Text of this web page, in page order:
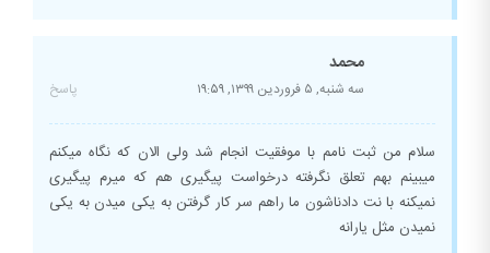
محمد
سه شنبه, ۵ فروردین ۱۳۹۹, ۱۹:۵۹ پاسخ
سلام من ثبت نامم با موفقیت انجام شد ولی الان که نگاه میکنم
میبینم بهم تعلق نگرفته درخواست پیگیری هم که میرم پیگیری
نمیکنه با نت دادناشون ما راهم سر کار گرفتن به یکی میدن به یکی
نمیدن مثل یارانه